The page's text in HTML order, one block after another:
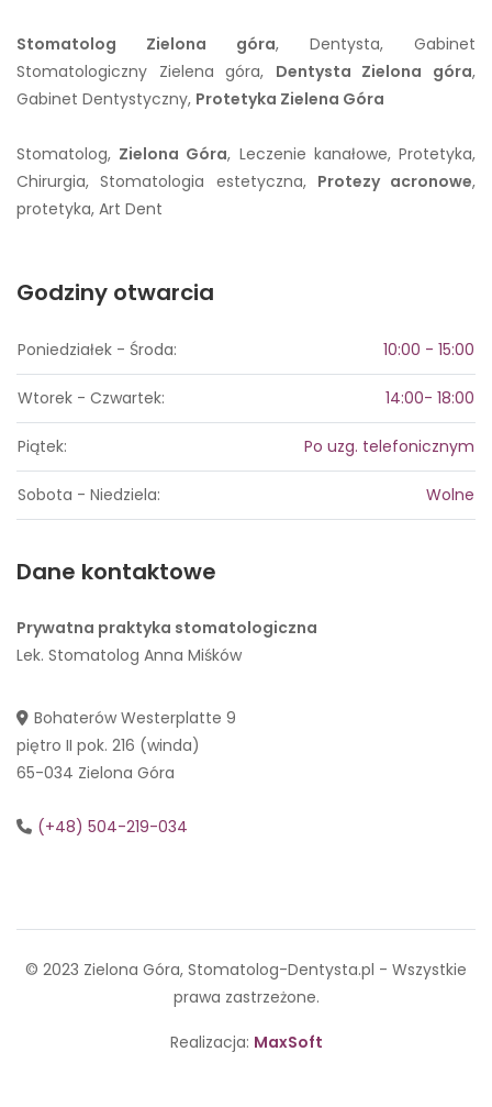
Stomatolog Zielona góra, Dentysta, Gabinet
Stomatologiczny Zielena góra, Dentysta Zielona góra,
Gabinet Dentystyczny, Protetyka Zielena Góra
Stomatolog, Zielona Góra, Leczenie kanałowe, Protetyka,
Chirurgia, Stomatologia estetyczna, Protezy acronowe,
protetyka, Art Dent
Godziny otwarcia
Poniedziałek - Środa: 10:00 - 15:00
Wtorek - Czwartek: 14:00- 18:00
Piątek: Po uzg. telefonicznym
Sobota - Niedziela: Wolne
Dane kontaktowe
Prywatna praktyka stomatologiczna
Lek. Stomatolog Anna Miśków
Bohaterów Westerplatte 9
piętro II pok. 216 (winda)
65-034 Zielona Góra
(+48) 504-219-034
© 2023 Zielona Góra, Stomatolog-Dentysta.pl - Wszystkie
prawa zastrzeżone.
Realizacja: MaxSoft